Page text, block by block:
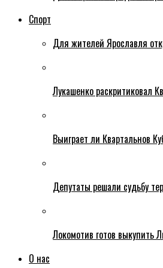
Спорт
Для жителей Ярославля
Лукашенко раскритиковал
Выиграет ли Квартальнов
Депутаты решали судьбу
Локомотив готов выкупить
О нас